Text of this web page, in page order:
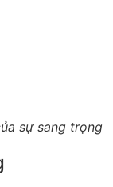
sự sang trọng